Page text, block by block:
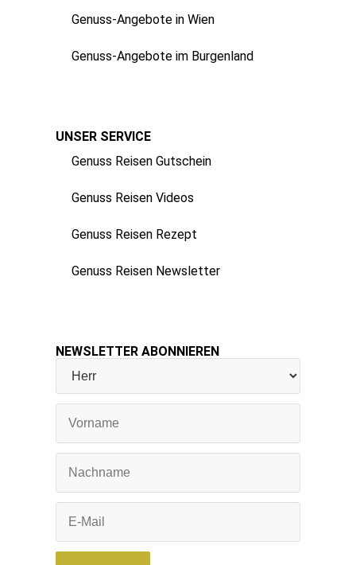
Genuss-Angebote in Wien
Genuss-Angebote im Burgenland
NEWSLETTER ABONNIEREN
UNSER SERVICE
Genuss Reisen Gutschein
Genuss Reisen Videos
Genuss Reisen Rezept
Genuss Reisen Newsletter